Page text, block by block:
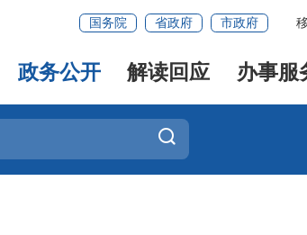
国务院 省政府 市政府
政务公开 解读回应 办事服